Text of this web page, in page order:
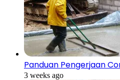
Panduan Pengerjaan
3 weeks ago